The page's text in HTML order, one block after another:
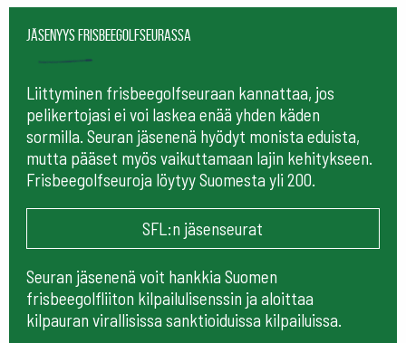
Jäsenyys frisbeegolfseurassa
Liittyminen frisbeegolfseuraan kannattaa, jos
pelikertojasi ei voi laskea enää yhden käden
sormilla. Seuran jäsenenä hyödyt monista eduista,
mutta pääset myös vaikuttamaan lajin kehitykseen.
Frisbeegolfseuroja löytyy Suomesta yli 200.
SFL:n jäsenseurat
Seuran jäsenenä voit hankkia Suomen
frisbeegolfliiton kilpailulisenssin ja aloittaa
kilpauran virallisissa sanktioiduissa kilpailuissa.